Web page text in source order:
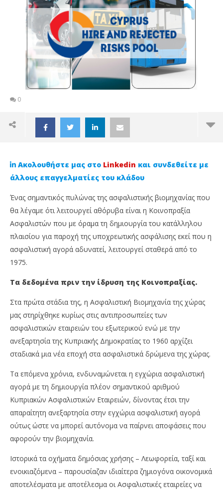
0
NOW VIEWING
Ποια είναι η Κοινοπραξία Ασφαλιστών και ποιος
ο ρόλος της;
Ιουλίου,
2023
Cyprus
Insurance
Team
Ακολουθήστε μας στο Linkedin και συνδεθείτε με
άλλους επαγγελματίες του κλάδου
Ένας σημαντικός πυλώνας της ασφαλιστικής βιομηχανίας που
θα λέγαμε ότι λειτουργεί αθόρυβα είναι η Κοινοπραξία
Ασφαλιστών που με όραμα τη δημιουργία του κατάλληλου
πλαισίου για παροχή της υποχρεωτικής ασφάλισης εκεί που η
ασφαλιστική αγορά αδυνατεί, λειτουργεί σταθερά από το
1975.
Τα δεδομένα πριν την ίδρυση της Κοινοπραξίας.
Στα πρώτα στάδια της, η Ασφαλιστική Βιομηχανία της χώρας
μας στηρίχθηκε κυρίως στις αντιπροσωπείες των
ασφαλιστικών εταιρειών του εξωτερικού ενώ με την
ανεξαρτησία της Κυπριακής Δημοκρατίας το 1960 αρχίζει
σταδιακά μια νέα εποχή στα ασφαλιστικά δρώμενα της χώρας.
Τα επόμενα χρόνια, ενδυναμώνεται η εγχώρια ασφαλιστική
αγορά με τη δημιουργία πλέον σημαντικού αριθμού
Κυπριακών Ασφαλιστικών Εταιρειών, δίνοντας έτσι την
απαραίτητη ανεξαρτησία στην εγχώρια ασφαλιστική αγορά
ούτως ώστε να μπορεί αυτόνομα να παίρνει αποφάσεις που
αφορούν την βιομηχανία.
Ιστορικά τα οχήματα δημόσιας χρήσης – Λεωφορεία, ταξί και
ενοικιαζόμενα – παρουσίαζαν ιδιαίτερα ζημιογόνα οικονομικά
αποτελέσματα με αποτέλεσμα οι Ασφαλιστικές εταιρείες να